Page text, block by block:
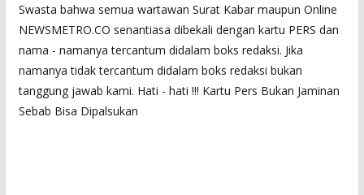
Swasta bahwa semua wartawan Surat Kabar maupun Online
NEWSMETRO.CO senantiasa dibekali dengan kartu PERS dan
nama - namanya tercantum didalam boks redaksi. Jika
namanya tidak tercantum didalam boks redaksi bukan
tanggung jawab kami. Hati - hati !!! Kartu Pers Bukan Jaminan
Sebab Bisa Dipalsukan